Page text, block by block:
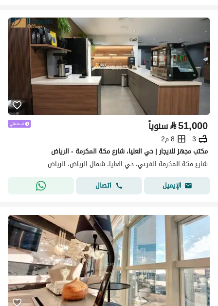
⃁51,000 سنوياً
3
8 م2
مكتب مجهز للايجار | حي العليا، شارع مكة المكرمة - الرياض
شارع مكة المكرمة الفرعي، حي العليا، شمال الرياض، الرياض
الإيميل
اتصال